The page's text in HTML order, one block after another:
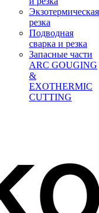
Экзотермическая
резка
Подводная
сварка и резка
Запасные части
ARC GOUGING
&
EXOTHERMIC
CUTTING